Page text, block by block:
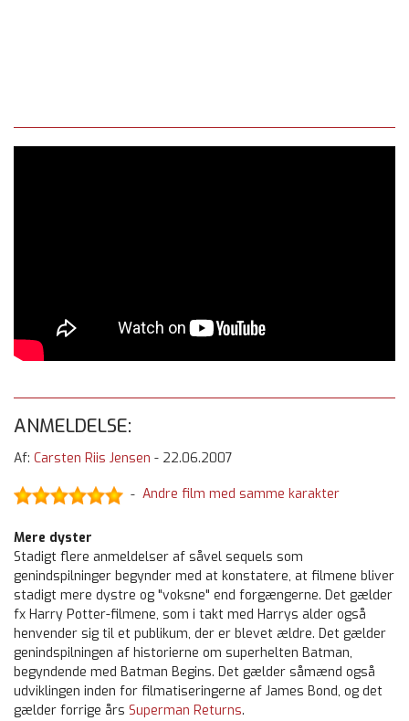
ANMELDELSE:
Af: Carsten Riis Jensen - 22.06.2007
- Andre film med samme karakter
Mere dyster
Stadigt flere anmeldelser af såvel sequels som
genindspilninger begynder med at konstatere, at filmene bliver
stadigt mere dystre og "voksne" end forgængerne. Det gælder
fx Harry Potter-filmene, som i takt med Harrys alder også
henvender sig til et publikum, der er blevet ældre. Det gælder
genindspilningen af historierne om superhelten Batman,
begyndende med Batman Begins. Det gælder såmænd også
udviklingen inden for filmatiseringerne af James Bond, og det
gælder forrige års Superman Returns.